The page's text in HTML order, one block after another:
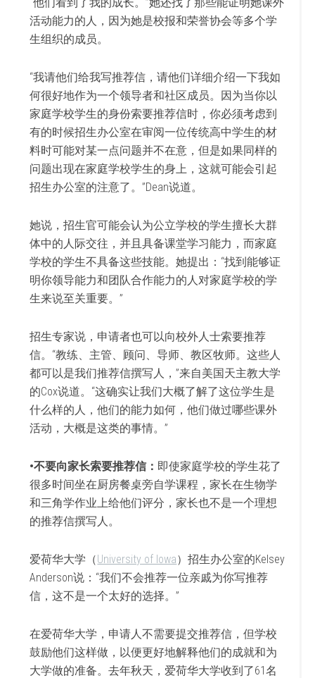
活动能力的人，因为她是校报和荣誉协会等多个学
生组织的成员。
“我请他们给我写推荐信，请他们详细介绍一下我如
何很好地作为一个领导者和社区成员。因为当你以
家庭学校学生的身份索要推荐信时，你必须考虑到
有的时候招生办公室在审阅一位传统高中学生的材
料时可能对某一点问题并不在意，但是如果同样的
问题出现在家庭学校学生的身上，这就可能会引起
招生办公室的注意了。”Dean说道。
她说，招生官可能会认为公立学校的学生擅长大群
体中的人际交往，并且具备课堂学习能力，而家庭
学校的学生不具备这些技能。她提出：“找到能够证
明你领导能力和团队合作能力的人对家庭学校的学
生来说至关重要。”
招生专家说，申请者也可以向校外人士索要推荐
信。“教练、主管、顾问、导师、教区牧师。这些人
都可以是我们推荐信撰写人，”来自美国天主教大学
的Cox说道。“这确实让我们大概了解了这位学生是
什么样的人，他们的能力如何，他们做过哪些课外
活动，大概是这类的事情。”
•不要向家长索要推荐信： 即使家庭学校的学生花了
很多时间坐在厨房餐桌旁自学课程，家长在生物学
和三角学作业上给他们评分，家长也不是一个理想
的推荐信撰写人。
爱荷华大学（University of Iowa）招生办公室的Kelsey
Anderson说：“我们不会推荐一位亲戚为你写推荐
信，这不是一个太好的选择。”
在爱荷华大学，申请人不需要提交推荐信，但学校
鼓励他们这样做，以便更好地解释他们的成就和为
大学做的准备。去年秋天，爱荷华大学收到了61名